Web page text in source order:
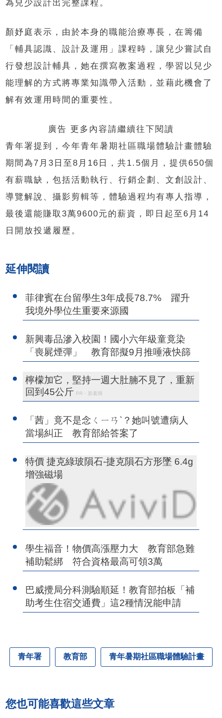
為兒少設計出完整課程。
顏妤庭表示，由於本身的職能治療專長，在籌備
「輔具認識、設計及運用」課程時，讓兒少嘗試自
行發想設計輔具，她在撰寫教案過程，學習以兒少
能理解的方式將專業知識帶入活動，並藉此機會了
解有效運用時間的重要性。
廣告 更多內容請繼續往下閱讀
青年署提到，今年青年暑期社區職場體驗計畫體驗
期間為7月3日至8月16日，共1.5個月，提供650個
有薪職缺，包括活動執行、行銷企劃、文創設計、
導覽解說、攝影剪輯等，體驗過程均有專人指導，
最後還能賺取3萬9600元的薪資，即日起至6月14
日開放投遞履歷。
延伸閱讀
菲律賓在台留學生3年成長78.7% 躍升
我境外學位生重要來源國
新興毒品滲入校園！國小六年級童竟染
「喪屍煙彈」 教育部擬9月推唾液快篩
檸檬加它，堅持一週大肚腩不見了，重新
回到45公斤 PR・新素簡
「茜」竟不是念ㄑㄧㄢˋ？她叫號遭病人
當場糾正 教育部給答案了
特價 捷克綠玻隕石-捷克隕石方形墜 6.4g
增強磁場
學生福音！物價高漲壓力大 教育部急難
補助鬆綁 符合資格最高可領3萬
巴威攪局分科測驗順延！教育部拍板「補
助考生住宿交通費」這2種情況能申請
青年署 教育部 青年暑期社區職場體驗計畫
您也可能喜歡這些文章